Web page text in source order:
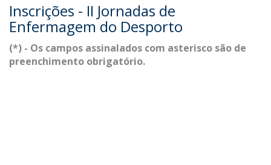
Inscrições - II Jornadas de
Enfermagem do Desporto
(*) - Os campos assinalados com asterisco são de
preenchimento obrigatório.